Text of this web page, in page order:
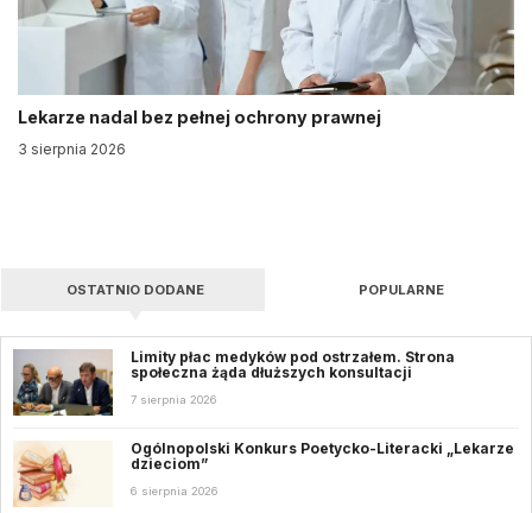
Lekarze nadal bez pełnej ochrony prawnej
3 sierpnia 2026
OSTATNIO DODANE POPULARNE
Limity płac medyków pod ostrzałem. Strona
społeczna żąda dłuższych konsultacji
7 sierpnia 2026
Ogólnopolski Konkurs Poetycko-Literacki „Lekarze
dzieciom”
6 sierpnia 2026